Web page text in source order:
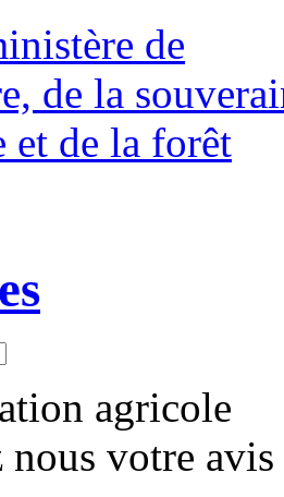
agricole
nous votre avis